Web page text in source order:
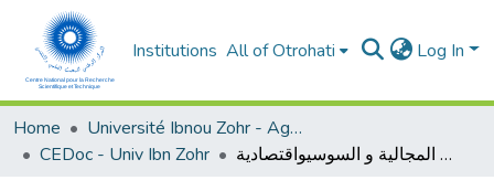
Institutions All of Otrohati Log In
Home
Université Ibnou Zohr - Agadir
CEDoc - Univ Ibn Zohr
السكن الريفي بسهل سوس التحولات المجالية و السوسيواقتصادية